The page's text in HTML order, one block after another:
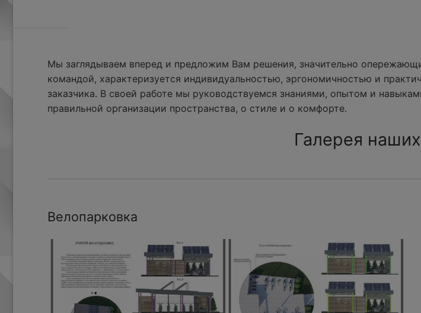
Мы заглядываем вперед и предложим Вам решения, значительно
командой, характеризуется индивидуальностью, эргономичностью и
заказчика. В своей работе мы руководствуемся знаниями, опытом и
правильной организации пространства, о стиле и о комфорте.
Галерея
Велопарковка